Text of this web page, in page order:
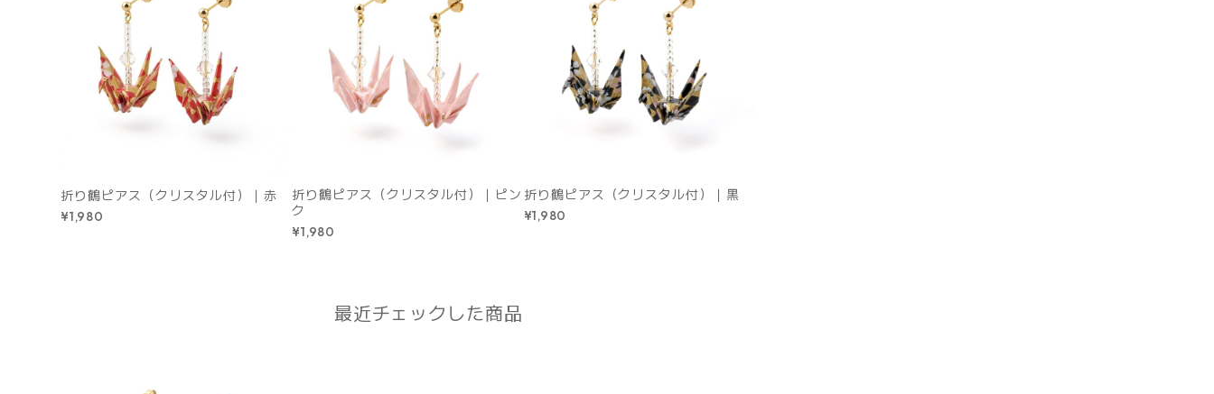
折り鶴ピアス（クリスタル付）｜赤
¥1,980
折り鶴ピアス（クリスタル付）｜ピン
ク
¥1,980
折り鶴ピアス（クリスタル付）｜黒
¥1,980
最近チェックした商品